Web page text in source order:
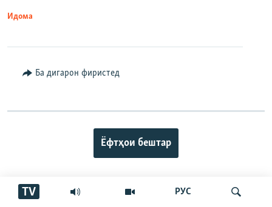
РУС
TV
Идома
Ба дигарон фиристед
Ёфтҳои бештар